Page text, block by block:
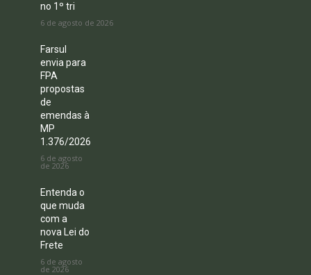
no 1º tri
6 de agosto de 2026
Farsul
envia para
FPA
propostas
de
emendas à
MP
1.376/2026
6 de agosto
de 2026
Entenda o
que muda
com a
nova Lei do
Frete
6 de agosto
de 2026